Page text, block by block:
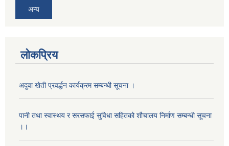
अन्य
लोकप्रिय
अदुवा खेती प्रवर्द्धन कार्यक्रम सम्बन्धी सूचना ।
पानी तथा स्वास्थय र सरसफाई सुविधा सहितको शौचालय निर्माण सम्बन्धी सूचना
।।